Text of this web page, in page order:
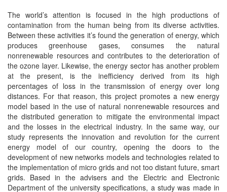
The world’s attention is focused in the high productions of
contamination from the human being from its diverse activities.
Between these activities it’s found the generation of energy, which
produces greenhouse gases, consumes the natural
nonrenewable resources and contributes to the deterioration of
the ozone layer. Likewise, the energy sector has another problem
at the present, is the inefficiency derived from its high
percentages of loss in the transmission of energy over long
distances. For that reason, this project promotes a new energy
model based in the use of natural nonrenewable resources and
the distributed generation to mitigate the environmental impact
and the losses in the electrical industry. In the same way, our
study represents the innovation and revolution for the current
energy model of our country, opening the doors to the
development of new networks models and technologies related to
the implementation of micro grids and not too distant future, smart
grids. Based in the advisers and the Electric and Electronic
Department of the university specifications, a study was made in